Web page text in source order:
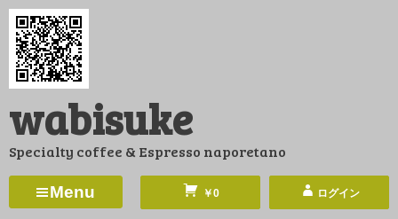
コ
ン
ツ
ス
ッ
wabisuke
Specialty coffee & Espresso naporetano
Menu ￥0 ログイン